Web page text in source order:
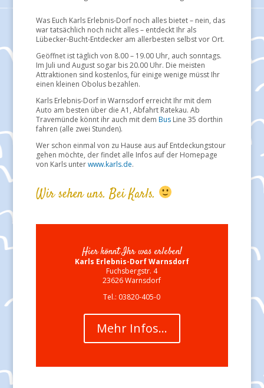
Was Euch Karls Erlebnis-Dorf noch alles bietet – nein, das
war tatsächlich noch nicht alles – entdeckt Ihr als
Lübecker-Bucht-Entdecker am allerbesten selbst vor Ort.
Geöffnet ist täglich von 8.00 – 19.00 Uhr, auch sonntags.
Im Juli und August sogar bis 20.00 Uhr. Die meisten
Attraktionen sind kostenlos, für einige wenige müsst Ihr
einen kleinen Obolus bezahlen.
Karls Erlebnis-Dorf in Warnsdorf erreicht Ihr mit dem
Auto am besten über die A1, Abfahrt Ratekau. Ab
Travemünde könnt ihr auch mit dem BusLine 35 dorthin
fahren (alle zwei Stunden).
Wer schon einmal von zu Hause aus auf Entdeckungstour
gehen möchte, der findet alle Infos auf der Homepage
von Karls unterwww.karls.de.
Wir sehen uns. Bei Karls.
Hier könnt Ihr was erleben!
Karls Erlebnis-Dorf Warnsdorf
Fuchsbergstr. 4
23626 Warnsdorf
Tel.: 03820-405-0
Mehr Infos…